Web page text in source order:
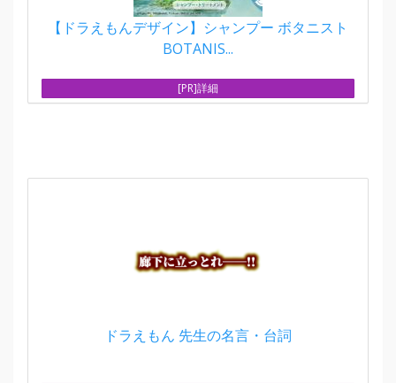
【ドラえもんデザイン】シャンプー ボタニスト
BOTANIS...
[PR]詳細
ドラえもん 先生の名言・台詞